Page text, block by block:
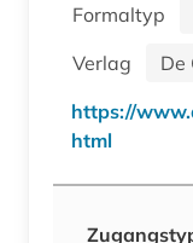
Formaltyp
Verlag
De
https://
html